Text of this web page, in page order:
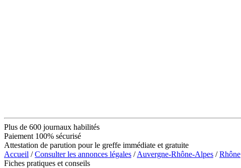
Plus de 600 journaux habilités
Paiement 100% sécurisé
Attestation de parution pour le greffe immédiate et gratuite
Accueil /Consulter les annonces légales /Auvergne-Rhône-Alpes /Rhône
Fiches pratiques et conseils